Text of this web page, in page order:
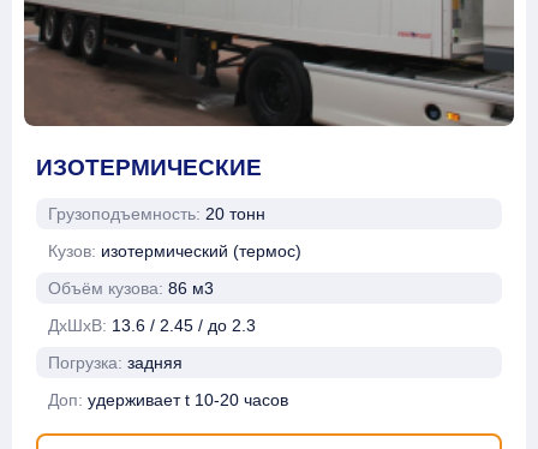
ИЗОТЕРМИЧЕСКИЕ
Грузоподъемность: 20 тонн
Кузов: изотермический (термос)
Объём кузова: 86 м3
ДхШхВ: 13.6 / 2.45 / до 2.3
Погрузка: задняя
Доп: удерживает t 10-20 часов